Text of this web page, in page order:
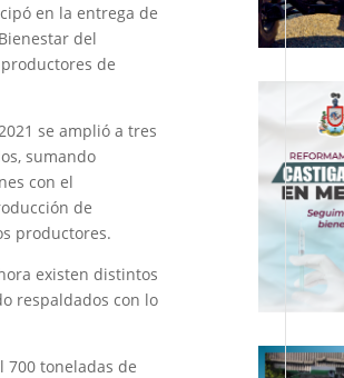
en la entrega de
del
de
se amplió a tres
sumando
con el
de
productores.
existen distintos
respaldados con lo
700 toneladas de